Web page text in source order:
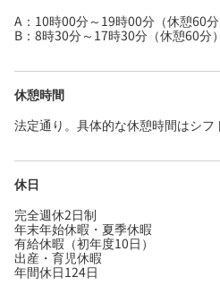
A：10時00分～19時00分（休憩60分
B：8時30分～17時30分（休憩60分
休憩時間
法定通り。具体的な休憩時間はシフ
休日
完全週休2日制
年末年始休暇・夏季休暇
有給休暇（初年度10日）
出産・育児休暇
年間休日124日